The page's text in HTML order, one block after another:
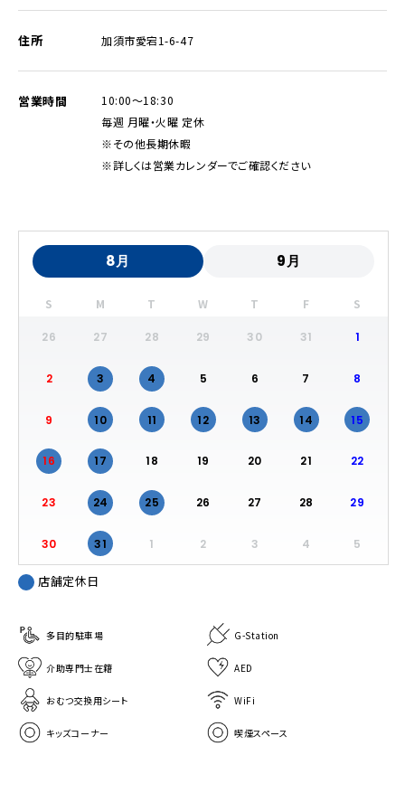
住所 加須市愛宕1-6-47
営業時間
10:00～18:30
毎週 月曜・火曜 定休
※その他長期休暇
※詳しくは営業カレンダーでご確認ください
8月 9月
S M T W T F S
26 27 28 29 30 31 1
2 3 4 5 6 7 8
9 10 11 12 13 14 15
16 17 18 19 20 21 22
23 24 25 26 27 28 29
30 31 1 2 3 4 5
店舗定休日
多目的駐車場 G-Station
介助専門士在籍 AED
おむつ交換用シート WiFi
キッズコーナー 喫煙スペース